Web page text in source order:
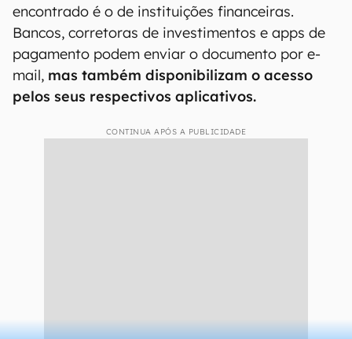
encontrado é o de instituições financeiras.
Bancos, corretoras de investimentos e apps de
pagamento podem enviar o documento por e-
mail, mas também disponibilizam o acesso
pelos seus respectivos aplicativos.
CONTINUA APÓS A PUBLICIDADE